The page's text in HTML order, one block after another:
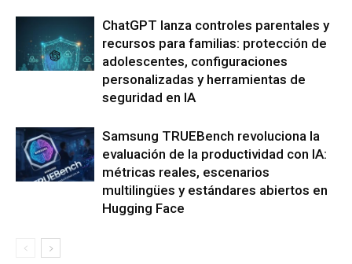
ChatGPT lanza controles parentales y
recursos para familias: protección de
adolescentes, configuraciones
personalizadas y herramientas de
seguridad en IA
Samsung TRUEBench revoluciona la
evaluación de la productividad con IA:
métricas reales, escenarios
multilingües y estándares abiertos en
Hugging Face